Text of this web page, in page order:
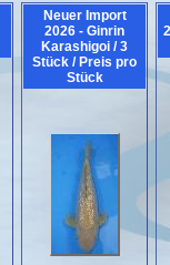
Neuer Import
2026 - Ginrin
Karashigoi / 3
Stück / Preis pro
Stück